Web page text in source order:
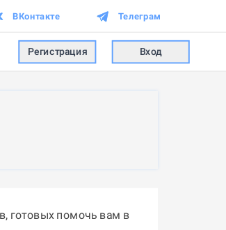
ВКонтакте Телеграм
Регистрация Вход
готовых помочь вам в